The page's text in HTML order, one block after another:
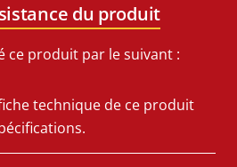
du produit
ce produit par le suivant :
technique de ce produit